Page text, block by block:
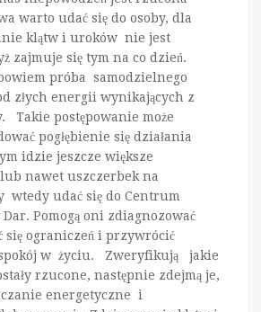
warto udać się do osoby, dla
klątw i uroków nie jest
zajmuje się tym na co dzień.
próba samodzielnego
złych energii wynikających z
Takie postępowanie może
pogłębienie się działania
idzie jeszcze większe
nawet uszczerbek na
wtedy udać się do Centrum
Pomogą oni zdiagnozować
się ograniczeń i przywrócić
w życiu. Zweryfikują jakie
rzucone, następnie zdejmą je,
energetyczne i